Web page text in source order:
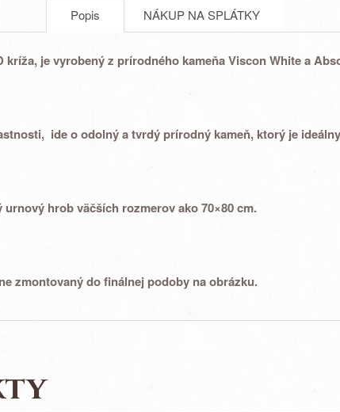
Popis NÁKUP NA SPLÁTKY
kríža, je vyrobený z prírodného kameňa Viscon White a
, ide oodolný a tvrdý prírodný kameň, ktorý je
hrob väčších rozmerov ako 70×80 cm.
zmontovanýdo finálnej podoby na obrázku.